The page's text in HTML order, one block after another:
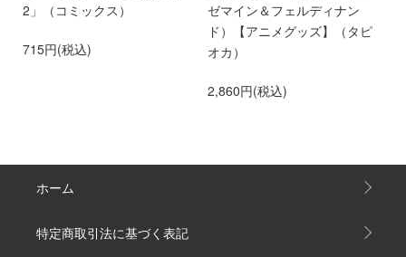
2」（コミックス）
715円(税込)
ゼマイン＆フェルディナン
ド）【アニメグッズ】（タピ
オカ）
2,860円(税込)
ホーム
特定商取引法に基づく表記